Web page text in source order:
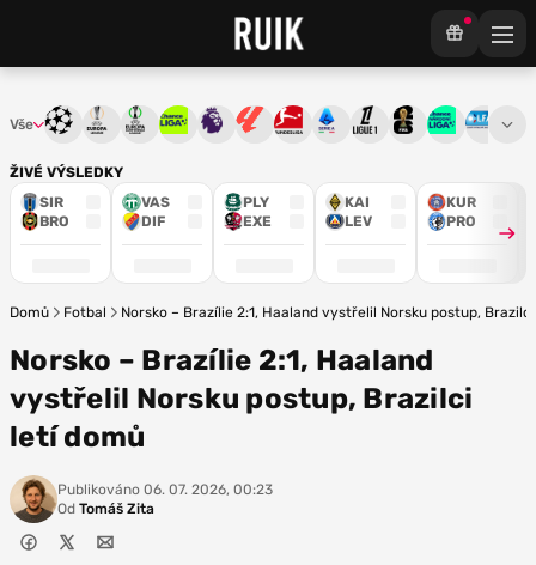
ŽIVÉ VÝSLEDKY
SIR
BRO
VAS
DIF
PLY
EXE
KAI
LEV
KUR
PRO
Vše Liga mistrůEvropská liga
Konferenční liga
Chance ligaPremier League
La LigaBundesliga
Serie ALigue 1Mistrovství světa
Chance3. ČFL
Domů Fotbal Norsko – Brazílie 2:1, Haaland vystřelil Norsku postup,
Norsko – Brazílie 2:1, Haaland
vystřelil Norsku postup, Brazilci
letí domů
Publikováno 06. 07. 2026, 00:23
Od Tomáš Zita